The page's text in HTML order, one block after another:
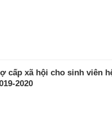
cấp xã hội cho sinh viên
2020